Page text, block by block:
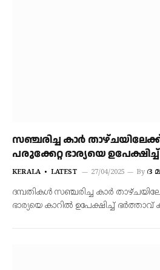
സഞ്ചരിച്ച കാര്‍
പരുക്കേറ്റ ഭാര്യയെ
KERALA LATEST 27/04/2025 By ദ
ദമ്പതികൾ സഞ്ചരിച്ച കാര്‍
ഭാര്യയെ കാറില്‍ ഉപേക്ഷിച്ച്